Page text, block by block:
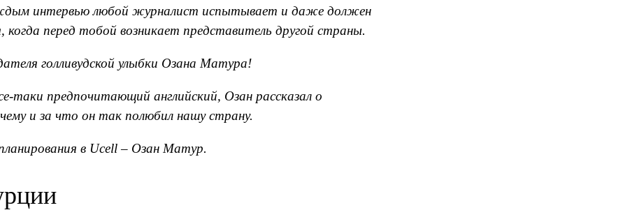
интервью любой журналист испытывает и даже должен
перед тобой возникает представитель другой страны.
голливудской улыбки Озана Матура!
таки предпочитающий английский, Озан рассказал о
и за что он так полюбил нашу страну.
в Ucell – Озан Матур.